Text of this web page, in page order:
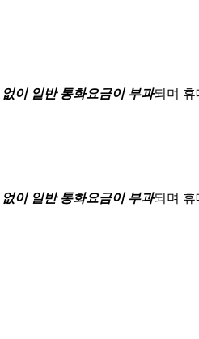
이 일반 통화요금이 부과되며 휴
이 일반 통화요금이 부과되며 휴